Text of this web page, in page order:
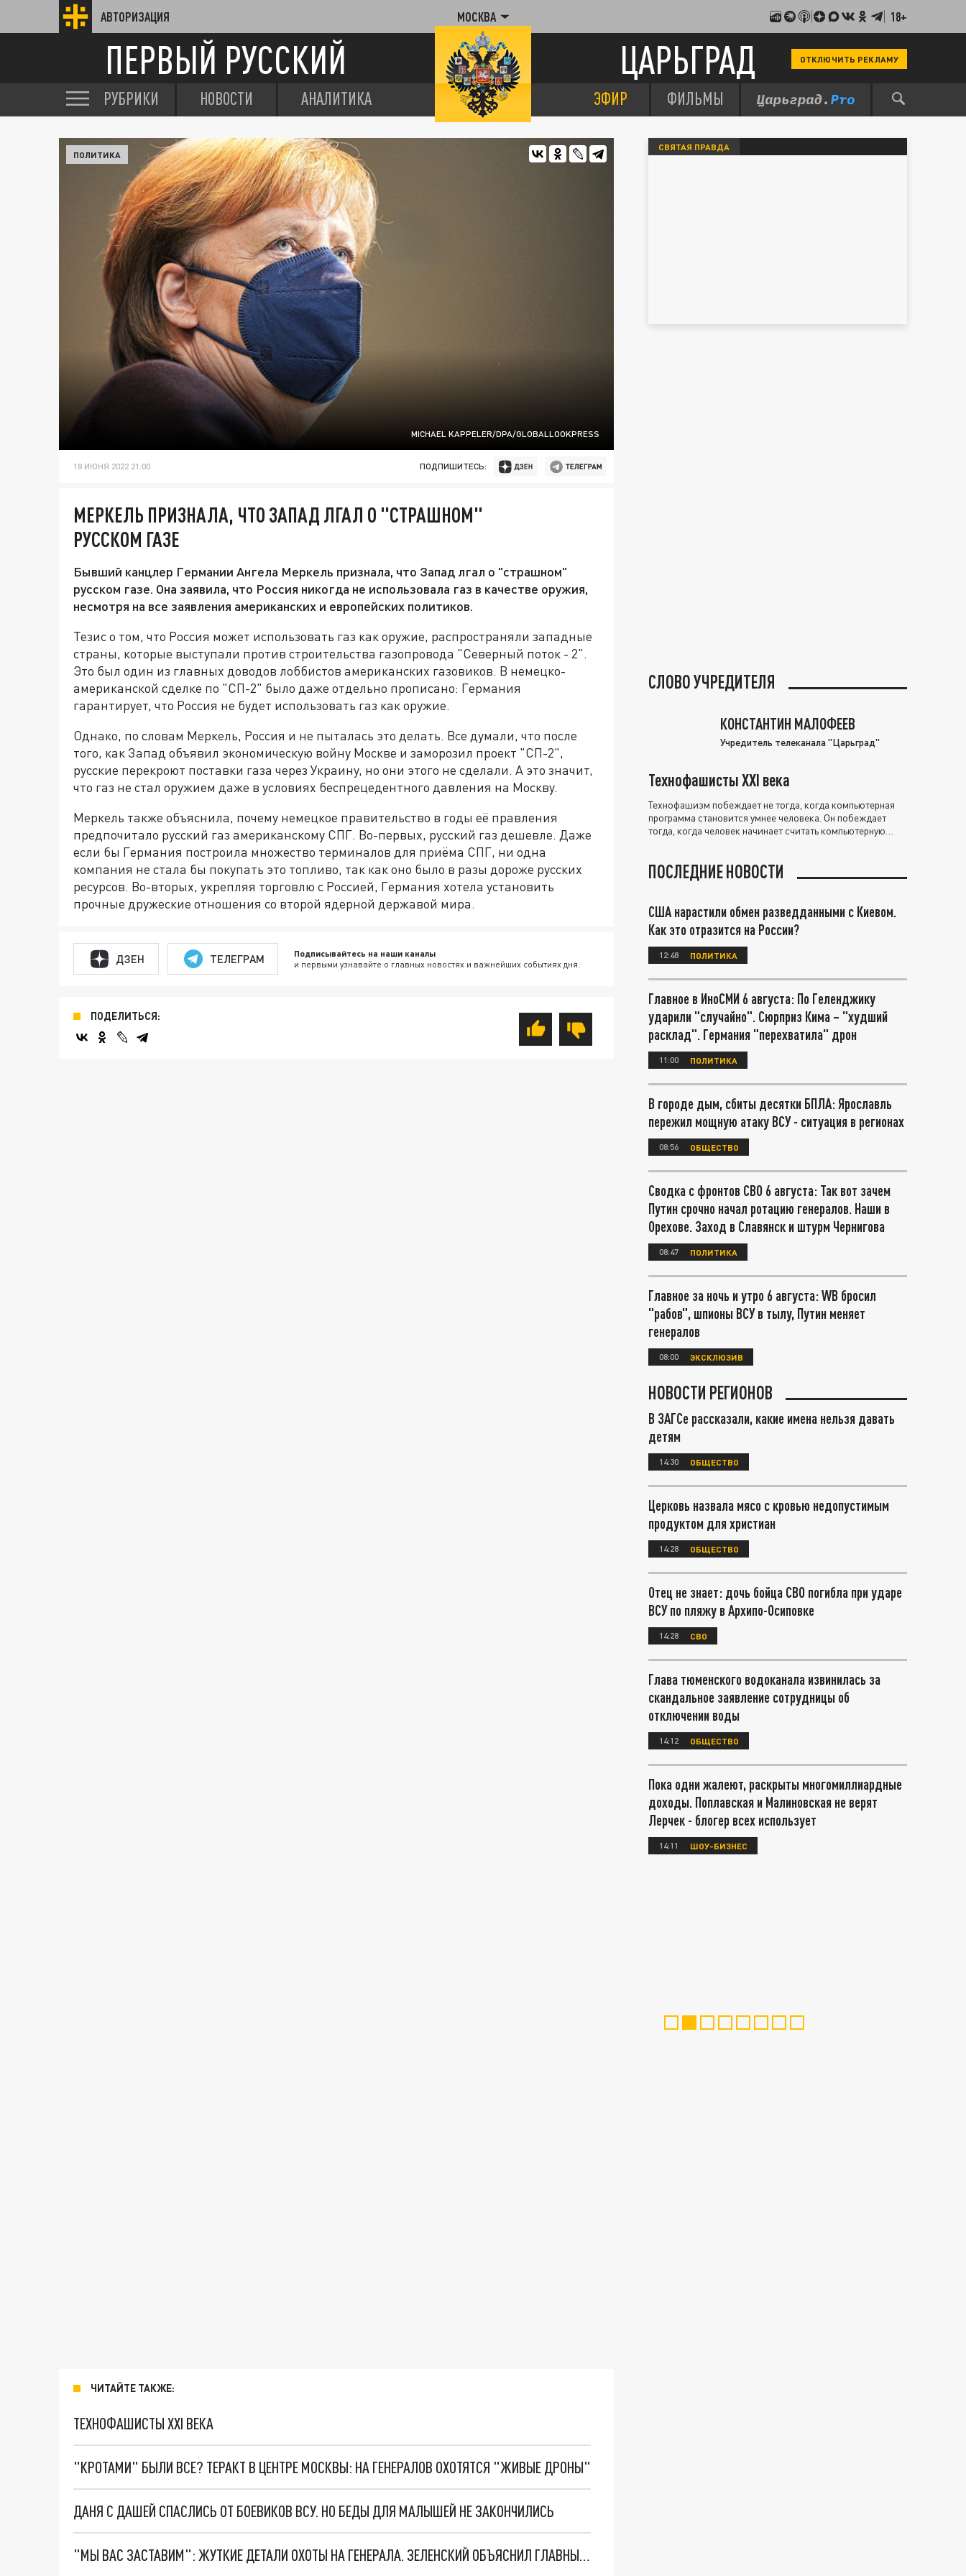
АВТОРИЗАЦИЯ МОСКВА 18+
ПЕРВЫЙ РУССКИЙ ЦАРЬГРАД ОТКЛЮЧИТЬ РЕКЛАМУ
РУБРИКИ НОВОСТИ АНАЛИТИКА ЭФИР ФИЛЬМЫ
MICHAEL KAPPELER/DPA/GLOBALLOOKPRESS
ПОЛИТИКА
18 ИЮНЯ 2022 21:00 ПОДПИШИТЕСЬ:
МЕРКЕЛЬ ПРИЗНАЛА, ЧТО ЗАПАД ЛГАЛ О "СТРАШНОМ"
РУССКОМ ГАЗЕ
Бывший канцлер Германии Ангела Меркель признала, что Запад лгал о "страшном"
русском газе. Она заявила, что Россия никогда не использовала газ в качестве оружия,
несмотря на все заявления американских и европейских политиков.
Тезис о том, что Россия может использовать газ как оружие, распространяли западные
страны, которые выступали против строительства газопровода "Северный поток - 2".
Это был один из главных доводов лоббистов американских газовиков. В немецко-
американской сделке по "СП-2" было даже отдельно прописано: Германия
гарантирует, что Россия не будет использовать газ как оружие.
Однако, по словам Меркель, Россия и не пыталась это делать. Все думали, что после
того, как Запад объявил экономическую войну Москве и заморозил проект "СП-2",
русские перекроют поставки газа через Украину, но они этого не сделали. А это значит,
что газ не стал оружием даже в условиях беспрецедентного давления на Москву.
Меркель также объяснила, почему немецкое правительство в годы её правления
предпочитало русский газ американскому СПГ. Во-первых, русский газ дешевле. Даже
если бы Германия построила множество терминалов для приёма СПГ, ни одна
компания не стала бы покупать это топливо, так как оно было в разы дороже русских
ресурсов. Во-вторых, укрепляя торговлю с Россией, Германия хотела установить
прочные дружеские отношения со второй ядерной державой мира.
ДЗЕН ТЕЛЕГРАМ Подписывайтесь на наши каналы
и первыми узнавайте о главных новостях и важнейших событиях дня.
ПОДЕЛИТЬСЯ:
ЧИТАЙТЕ ТАКЖЕ:
ТЕХНОФАШИСТЫ XXI ВЕКА
"КРОТАМИ" БЫЛИ ВСЕ? ТЕРАКТ В ЦЕНТРЕ МОСКВЫ: НА ГЕНЕРАЛОВ ОХОТЯТСЯ "ЖИВЫЕ ДРОНЫ"
ДАНЯ С ДАШЕЙ СПАСЛИСЬ ОТ БОЕВИКОВ ВСУ. НО БЕДЫ ДЛЯ МАЛЫШЕЙ НЕ ЗАКОНЧИЛИСЬ
"МЫ ВАС ЗАСТАВИМ": ЖУТКИЕ ДЕТАЛИ ОХОТЫ НА ГЕНЕРАЛА. ЗЕЛЕНСКИЙ ОБЪЯСНИЛ ГЛАВНЫЙ СМЫСЛ ТЕРАКТА В ЦЕНТРЕ МОСКВЫ
СВЯТАЯ ПРАВДА
СЛОВО УЧРЕДИТЕЛЯ
КОНСТАНТИН МАЛОФЕЕВ
Учредитель телеканала "Царьград"
Технофашисты XXI века
Технофашизм побеждает не тогда, когда компьютерная
программа становится умнее человека. Он побеждает
тогда, когда человек начинает считать компьютерную
ПОСЛЕДНИЕ НОВОСТИ
США нарастили обмен разведданными с Киевом.
Как это отразится на России?
12:48 ПОЛИТИКА
Главное в ИноСМИ 6 августа: По Геленджику
ударили "случайно". Сюрприз Кима – "худший
расклад". Германия "перехватила" дрон
11:00 ПОЛИТИКА
В городе дым, сбиты десятки БПЛА: Ярославль
пережил мощную атаку ВСУ - ситуация в регионах
08:56 ОБЩЕСТВО
Сводка с фронтов СВО 6 августа: Так вот зачем
Путин срочно начал ротацию генералов. Наши в
Орехове. Заход в Славянск и штурм Чернигова
08:47 ПОЛИТИКА
Главное за ночь и утро 6 августа: WB бросил
"рабов", шпионы ВСУ в тылу, Путин меняет
генералов
08:00 ЭКСКЛЮЗИВ
НОВОСТИ РЕГИОНОВ
В ЗАГСе рассказали, какие имена нельзя давать
детям
14:30 ОБЩЕСТВО
Церковь назвала мясо с кровью недопустимым
продуктом для христиан
14:28 ОБЩЕСТВО
Отец не знает: дочь бойца СВО погибла при ударе
ВСУ по пляжу в Архипо-Осиповке
14:28 СВО
Глава тюменского водоканала извинилась за
скандальное заявление сотрудницы об
отключении воды
14:12 ОБЩЕСТВО
Пока одни жалеют, раскрыты многомиллиардные
доходы. Поплавская и Малиновская не верят
Лерчек - блогер всех использует
14:11 ШОУ-БИЗНЕС